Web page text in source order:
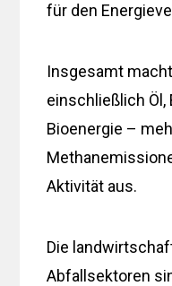
für den
Insgesamt
einschließlich Öl,
Bioenergie –
Aktivität aus.
Die
Abfallsektoren